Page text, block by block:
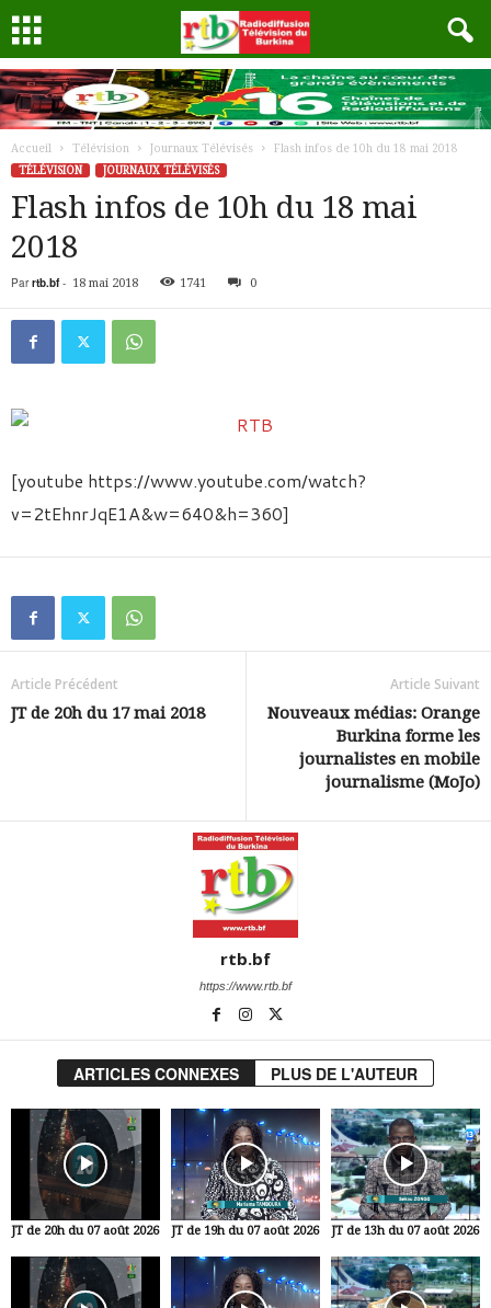
Accueil Télévision Journaux Télévisés
Flash infos de 10h du 18 mai 2018
TÉLÉVISION
JOURNAUX TÉLÉVISÉS
Flash infos de 10h du 18 mai
2018
Par rtb.bf- 18 mai 2018 1741 0
[youtube https://www.youtube.com/watch?
v=2tEhnrJqE1A&w=640&h=360]
Article Précédent
JT de 20h du 17 mai 2018
Article Suivant
Nouveaux médias: Orange
Burkina forme les
journalistes en mobile
journalisme (MoJo)
rtb.bf
https://www.rtb.bf
ARTICLES CONNEXES PLUS DE L'AUTEUR
JT de 20h du 07 août 2026 JT de 19h du 07 août 2026 JT de 13h du 07 août 2026